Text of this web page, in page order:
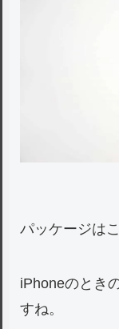
パッケージは
iPhoneのとき
すね。